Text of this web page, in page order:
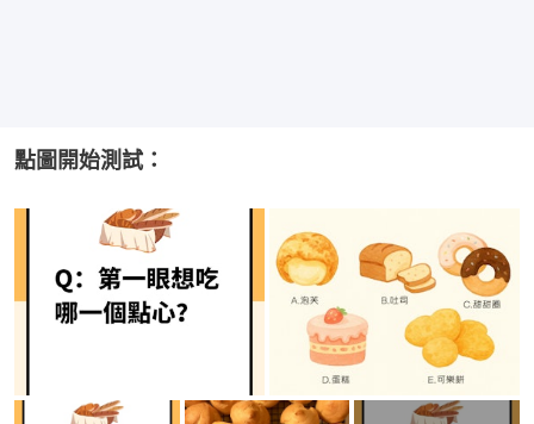
點圖開始測試：